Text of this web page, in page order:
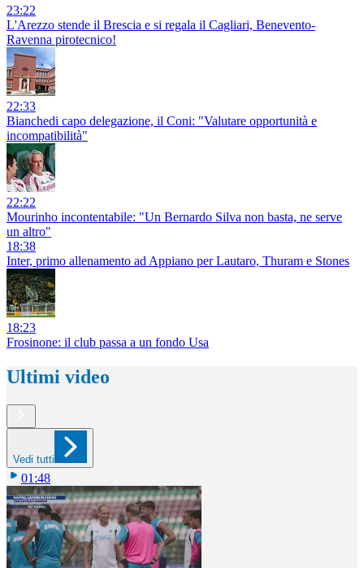
23:22
L'Arezzo stende il Brescia e si regala il Cagliari, Benevento-
Ravenna pirotecnico!
22:33
Bianchedi capo delegazione, il Coni: "Valutare opportunità e
incompatibilità"
22:22
Mourinho incontentabile: "Un Bernardo Silva non basta, ne serve
un altro"
18:38
Inter, primo allenamento ad Appiano per Lautaro, Thuram e Stones
18:23
Frosinone: il club passa a un fondo Usa
Ultimi video
Vedi tutti
01:48